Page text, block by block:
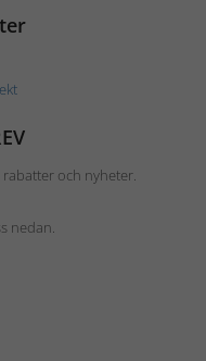
och nyheter.
nedan.